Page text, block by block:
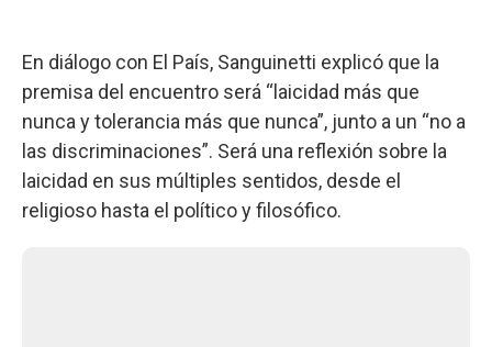
En diálogo con El País, Sanguinetti explicó que la
premisa del encuentro será “laicidad más que
nunca y tolerancia más que nunca”, junto a un “no a
las discriminaciones”. Será una reflexión sobre la
laicidad en sus múltiples sentidos, desde el
religioso hasta el político y filosófico.